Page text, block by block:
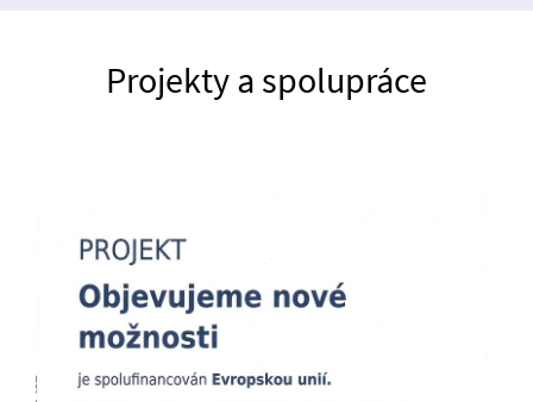
Projekty a spolupráce